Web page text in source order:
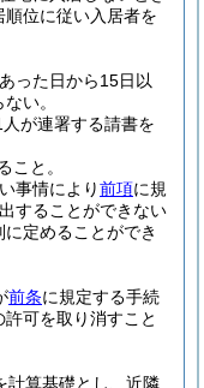
位に従い入居者を
った日から15日以
い。
が連署する請書を
こと。
事情により前項に規
することができない
定めることができ
前条に規定する手続
可を取り消すこと
計算基礎とし、近隣